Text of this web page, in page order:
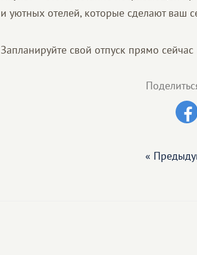
и уютных отелей, которые сделают ваш
Запланируйте свой отпуск прямо
«